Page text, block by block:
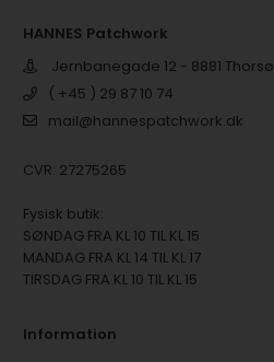
HANNES Patchwork
Jernbanegade 12 - 8881 Thorsø
( +45 ) 29 87 10 74
mail@hannespatchwork.dk
CVR: 27275265
Fysisk butik:
SØNDAG FRA KL 10 TIL KL 15
MANDAG FRA KL 14 TIL KL 17
TIRSDAG FRA KL 10 TIL KL 15
Information